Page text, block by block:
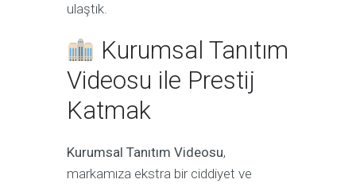
ulaştık.
Kurumsal Tanıtım
Videosu ile Prestij
Katmak
Kurumsal Tanıtım Videosu,
markamıza ekstra bir ciddiyet ve